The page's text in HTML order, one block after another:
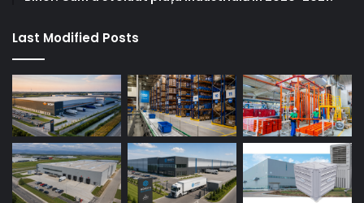
Last Modified Posts